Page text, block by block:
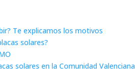
Te explicamos los motivos
solares?
solares en la Comunidad Valenciana